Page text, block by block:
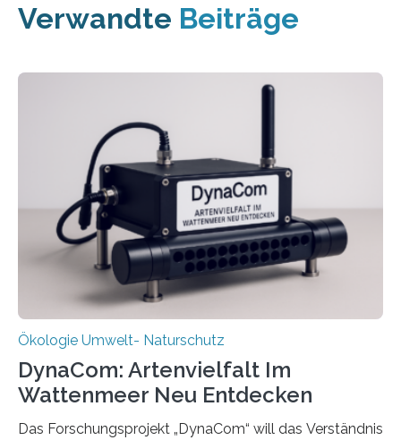
Verwandte Beiträge
Ökologie Umwelt- Naturschutz
DynaCom: Artenvielfalt Im
Wattenmeer Neu Entdecken
Das Forschungsprojekt „DynaCom“ will das Verständnis